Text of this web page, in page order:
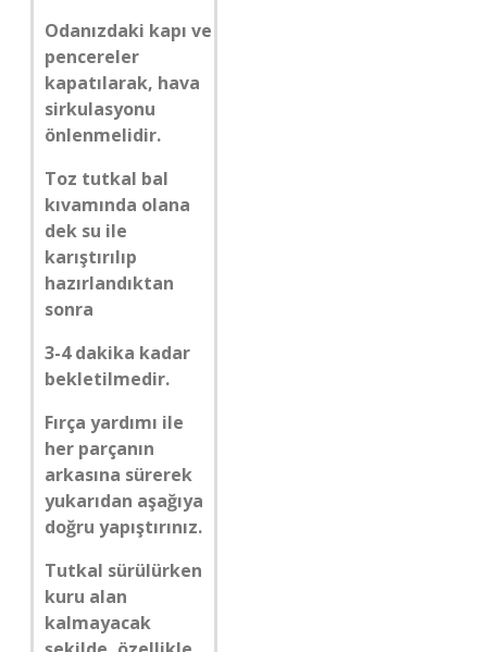
Odanızdaki kapı ve
pencereler
kapatılarak, hava
sirkulasyonu
önlenmelidir.
Toz tutkal bal
kıvamında olana
dek su ile
karıştırılıp
hazırlandıktan
sonra
3-4 dakika kadar
bekletilmedir.
Fırça yardımı ile
her parçanın
arkasına sürerek
yukarıdan aşağıya
doğru yapıştırınız.
Tutkal sürülürken
kuru alan
kalmayacak